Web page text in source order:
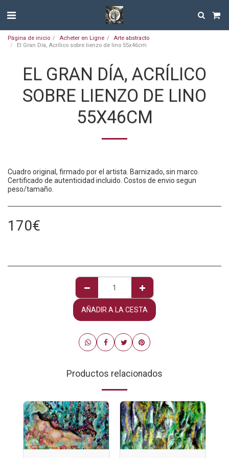
Página de inicio Acheter en Ligne
Arte abstracto
El Gran Día, Acrílico sobre lienzo de lino 55x46cm
EL GRAN DÍA, ACRÍLICO
SOBRE LIENZO DE LINO
55X46CM
Cuadro original, firmado por el artista. Barnizado, sin marco.
Certificado de autenticidad incluido. Costos de envio segun
peso/tamaño.
170€
AÑADIR A LA CESTA
Productos relacionados